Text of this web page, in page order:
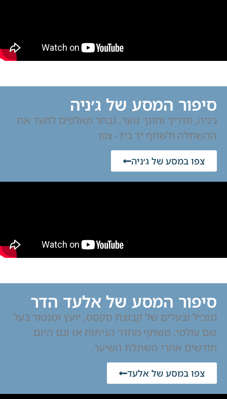
סיפור המסע של ג׳ניה
ג׳ניה, מדריך וחונך נוער, נבחר מאלפים לתעד את
ההשתלה ולשתף יד ביד- צפו
צפו במסע של ג׳ניה
סיפור המסע של אלעד הדר
מנכ״ל ובעלים של קבוצת סקסס, יועץ ומנטור בעל
שם עולמי, משתף מחדר הניתוח אז וגם היום,
חודשים אחרי השתלת השיער.
צפו במסע של אלעד